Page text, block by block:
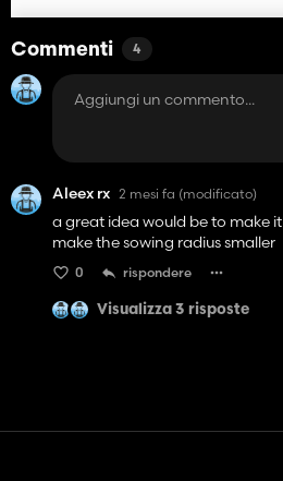
Commenti 4
Aleex rx 2 mesi fa (modificato)
a great idea would be to make
make the sowing radius smaller
0 rispondere
Visualizza 3 risposte